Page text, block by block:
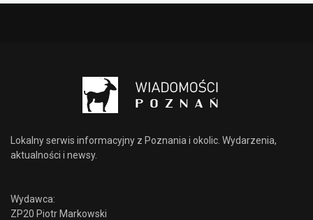
Lokalny serwis informacyjny z Poznania i okolic. Wydarzenia,
aktualności i newsy.
Wydawca:
ZP20 Piotr Markowski